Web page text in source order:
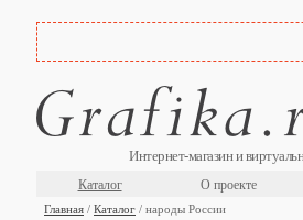
Интернет-магазин и
Каталог О проекте
Главная / Каталог / народы России